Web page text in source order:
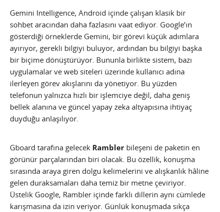
Gemini Intelligence, Android içinde çalışan klasik bir
sohbet aracından daha fazlasını vaat ediyor. Google’ın
gösterdiği örneklerde Gemini, bir görevi küçük adımlara
ayırıyor, gerekli bilgiyi buluyor, ardından bu bilgiyi başka
bir biçime dönüştürüyor. Bununla birlikte sistem, bazı
uygulamalar ve web siteleri üzerinde kullanıcı adına
ilerleyen görev akışlarını da yönetiyor. Bu yüzden
telefonun yalnızca hızlı bir işlemciye değil, daha geniş
bellek alanına ve güncel yapay zeka altyapısına ihtiyaç
duyduğu anlaşılıyor.
Gboard tarafına gelecek Rambler bileşeni de paketin en
görünür parçalarından biri olacak. Bu özellik, konuşma
sırasında araya giren dolgu kelimelerini ve alışkanlık hâline
gelen duraksamaları daha temiz bir metne çeviriyor.
Üstelik Google, Rambler içinde farklı dillerin aynı cümlede
karışmasına da izin veriyor. Günlük konuşmada sıkça